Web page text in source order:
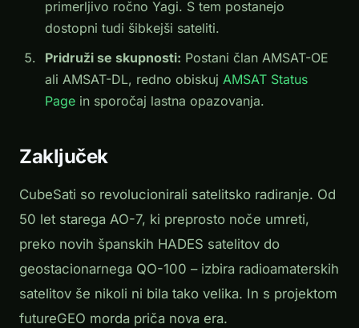
primerljivo ročno Yagi. S tem postanejo
dostopni tudi šibkejši sateliti.
Pridruži se skupnosti: Postani član AMSAT-OE
ali AMSAT-DL, redno obiskuj AMSAT Status
Page in sporočaj lastna opazovanja.
Zaključek
CubeSati so revolucionirali satelitsko radiranje. Od
50 let starega AO-7, ki preprosto noče umreti,
preko novih španskih HADES satelitov do
geostacionarnega QO-100 – izbira radioamaterskih
satelitov še nikoli ni bila tako velika. In s projektom
futureGEO morda priča nova era.